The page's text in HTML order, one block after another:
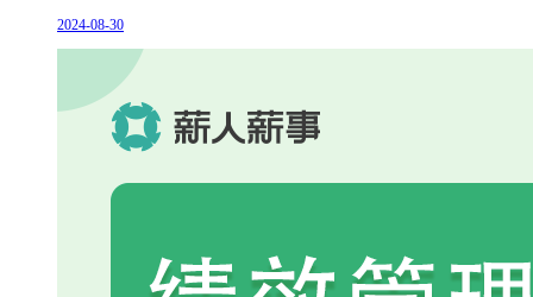
2024-08-30